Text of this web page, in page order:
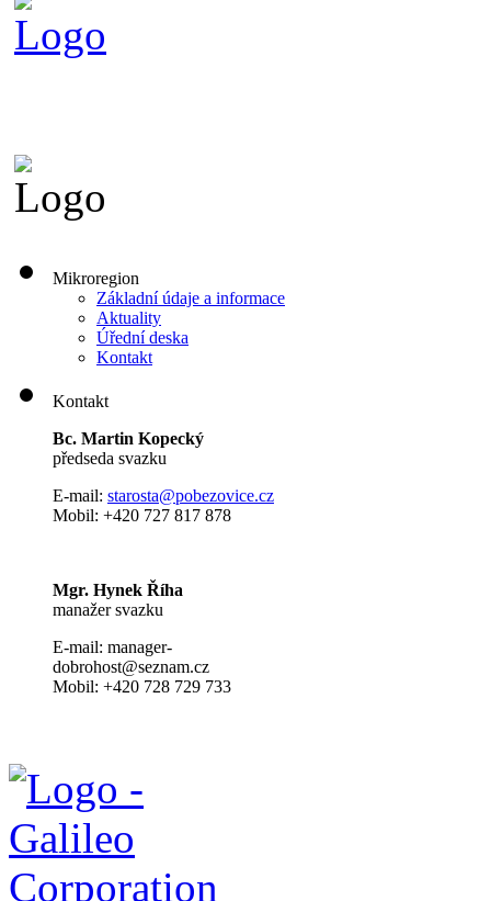
Mikroregion
Základní údaje a informace
Aktuality
Úřední deska
Kontakt
Kontakt
Bc. Martin Kopecký
předseda svazku
E-mail: starosta@pobezovice.cz
Mobil: +420 727 817 878
Mgr. Hynek Říha
manažer svazku
E-mail: manager-
dobrohost@seznam.cz
Mobil: +420 728 729 733